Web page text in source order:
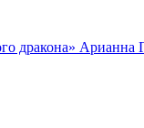
дракона» Арианна